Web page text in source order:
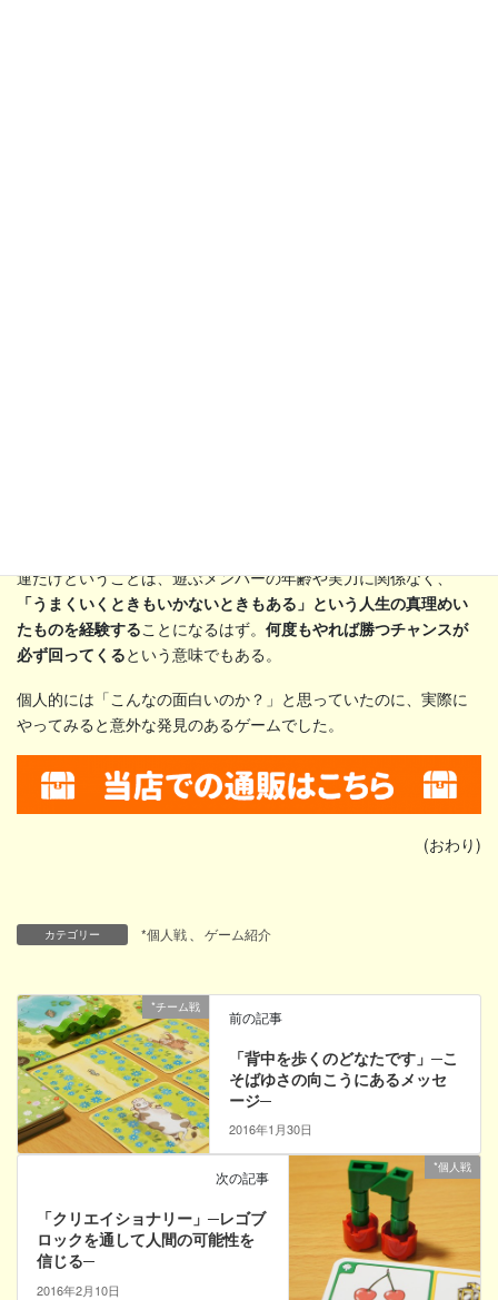
運だけということは、遊ぶメンバーの年齢や実力に関係なく、
「うまくいくときもいかないときもある」という人生の真理めい
たものを経験することになるはず。 何度もやれば勝つチャンスが
必ず回ってくるという意味でもある。
個人的には「こんなの面白いのか？」と思っていたのに、実際に
やってみると意外な発見のあるゲームでした。
(おわり)
カテゴリー *個人戦 ゲーム紹介
*チーム戦
前の記事
「背中を歩くのどなたです」─こ
そばゆさの向こうにあるメッセ
ージ─
2016年1月30日
*個人戦
次の記事
「クリエイショナリー」─レゴブ
ロックを通して人間の可能性を
信じる─
2016年2月10日